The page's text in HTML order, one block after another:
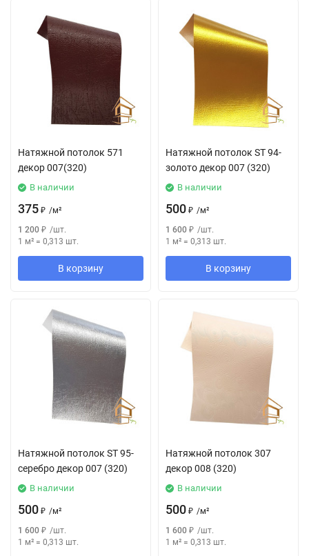
Натяжной потолок 571
декор 007(320)
В наличии
375 ₽ /м²
1 200 ₽ /шт.
1 м² = 0,313 шт.
В корзину
Натяжной потолок SТ 94-
золото декор 007 (320)
В наличии
500 ₽ /м²
1 600 ₽ /шт.
1 м² = 0,313 шт.
В корзину
Натяжной потолок SТ 95-
серебро декор 007 (320)
В наличии
500 ₽ /м²
1 600 ₽ /шт.
1 м² = 0,313 шт.
Натяжной потолок 307
декор 008 (320)
В наличии
500 ₽ /м²
1 600 ₽ /шт.
1 м² = 0,313 шт.